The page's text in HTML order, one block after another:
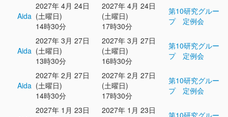
Aida
2027年 4月 24日
(土曜日)
14時30分
2027年 4月 24日
(土曜日)
17時30分
第10研究グルー
プ 定例会
Aida
2027年 3月 27日
(土曜日)
13時30分
2027年 3月 27日
(土曜日)
16時30分
第10研究グルー
プ 定例会
Aida
2027年 2月 27日
(土曜日)
14時30分
2027年 2月 27日
(土曜日)
17時30分
第10研究グルー
プ 定例会
2027年 1月 23日
2027年 1月 23日
第10研究グルー